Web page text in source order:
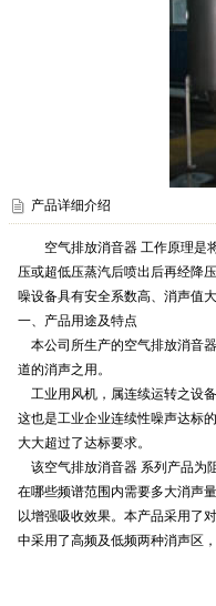
产品详细介绍
空气排放消音器 工作原理是将
压或超低压蒸汽后喷出后再经降
噪设备具有安全系数高、消声值
一、产品用途及特点
本公司所生产的空气排放消音
道的消声之用。
工业用风机，属连续运转之设
这也是工业企业连续性噪声达标
大大超过了达标要求。
该空气排放消音器 系列产品为
在哪些频谱范围内需要多大消声
以增强吸收效果。本产品采用了
中采用了高频及低频两种消声区